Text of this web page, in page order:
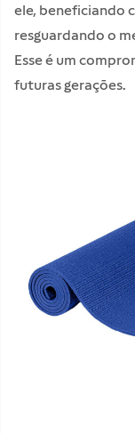
ele, beneficiando
resguardando o
Esse é um
futuras gerações.